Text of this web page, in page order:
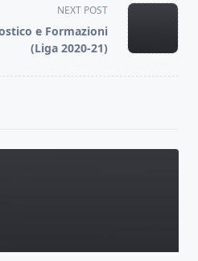
NEXT POST
e Formazioni
(Liga 2020-21)